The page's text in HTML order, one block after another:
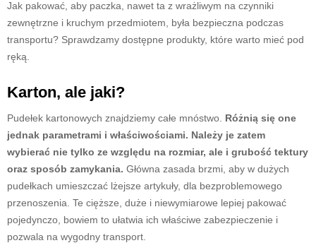
Jak pakować, aby paczka, nawet ta z wrażliwym na czynniki
zewnętrzne i kruchym przedmiotem, była bezpieczna podczas
transportu? Sprawdzamy dostępne produkty, które warto mieć pod
ręką.
Karton, ale jaki?
Pudełek kartonowych znajdziemy całe mnóstwo. Różnią się one
jednak parametrami i właściwościami. Należy je zatem
wybierać nie tylko ze względu na rozmiar, ale i grubość tektury
oraz sposób zamykania. Główna zasada brzmi, aby w dużych
pudełkach umieszczać lżejsze artykuły, dla bezproblemowego
przenoszenia. Te cięższe, duże i niewymiarowe lepiej pakować
pojedynczo, bowiem to ułatwia ich właściwe zabezpieczenie i
pozwala na wygodny transport.